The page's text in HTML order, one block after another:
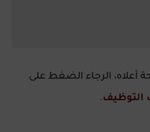
أعلاه، الرجاء الضغط على
التوظيف.